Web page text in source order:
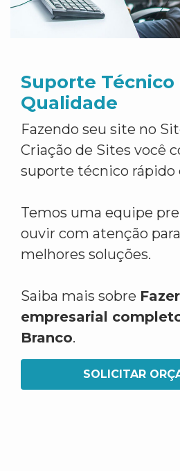
Suporte Técnico
Qualidade
Fazendo seu site no
Criação de Sites você
suporte técnico rápido
Temos uma equipe
ouvir com atenção
melhores soluções.
Saiba mais sobre
empresarial
Branco.
SOLICITAR